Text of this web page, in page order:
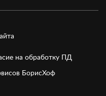
на обработку ПД
БорисХоф